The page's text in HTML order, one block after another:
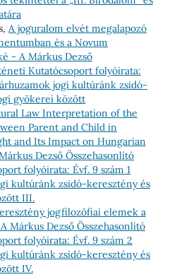
A joguralom elvét megalapozó
és a Novum
- A Márkus Dezső
Kutatócsoport folyóirata:
jogi kultúránk zsidó-
gyökerei között
Law Interpretation of the
Parent and Child in
and Its Impact on Hungarian
Dezső Összehasonlító
folyóirata: Évf. 9 szám 1
kultúránk zsidó-keresztény és
III.
jogfilozófiai elemek a
Márkus Dezső Összehasonlító
folyóirata: Évf. 9 szám 2
kultúránk zsidó-keresztény és
IV.